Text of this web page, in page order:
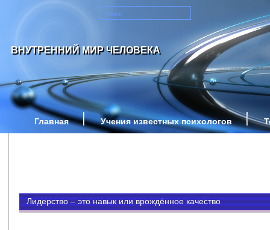
ВНУТРЕННИЙ МИР ЧЕЛОВЕКА
Главная Учения известных психологов
Лидерство – это навык или врождённое качество